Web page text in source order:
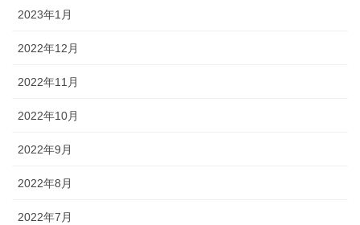
2023年1月
2022年12月
2022年11月
2022年10月
2022年9月
2022年8月
2022年7月